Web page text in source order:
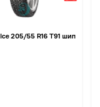
205/55 R16 T91 шип